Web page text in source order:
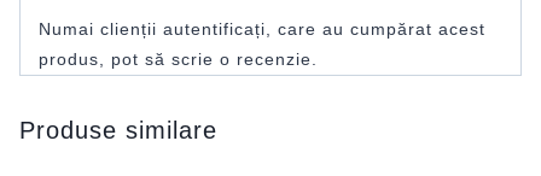
Numai clienții autentificați, care au cumpărat acest
produs, pot să scrie o recenzie.
Produse similare